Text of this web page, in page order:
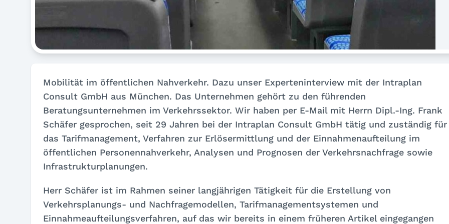
Mobilität im öffentlichen Nahverkehr. Dazu unser Experteninterview mit der Intraplan
Consult GmbH aus München. Das Unternehmen gehört zu den führenden
Beratungsunternehmen im Verkehrssektor. Wir haben per E-Mail mit Herrn Dipl.-Ing. Frank
Schäfer gesprochen, seit 29 Jahren bei der Intraplan Consult GmbH tätig und zuständig für
das Tarifmanagement, Verfahren zur Erlösermittlung und der Einnahmenaufteilung im
öffentlichen Personennahverkehr, Analysen und Prognosen der Verkehrsnachfrage sowie
Infrastrukturplanungen.
Herr Schäfer ist im Rahmen seiner langjährigen Tätigkeit für die Erstellung von
Verkehrsplanungs- und Nachfragemodellen, Tarifmanagementsystemen und
Einnahmeaufteilungsverfahren, auf das wir bereits in einem früheren Artikel eingegangen